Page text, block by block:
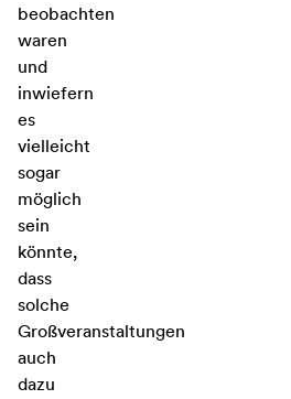
beobachten
waren
und
inwiefern
es
vielleicht
sogar
möglich
sein
könnte,
dass
solche
Großveranstaltungen
auch
dazu